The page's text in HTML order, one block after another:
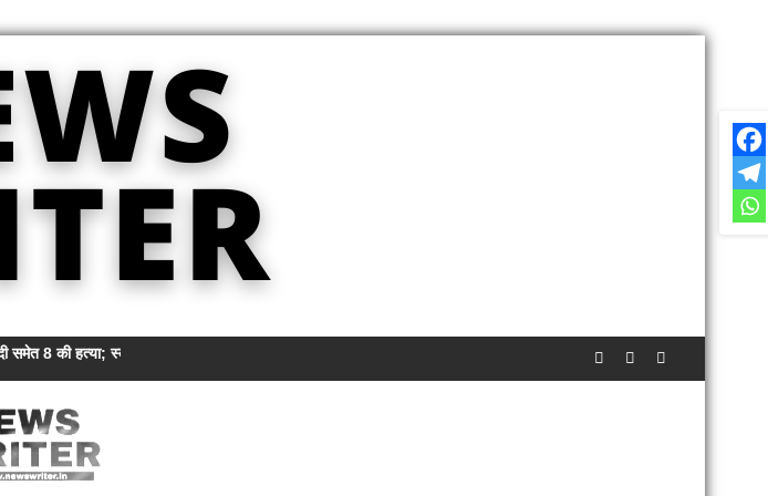
समेत 8 की हत्या; स्कूल में भी मचाया कत्लेआम